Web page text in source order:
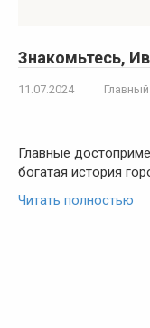
Знакомьтесь,
11.07.2024
Главные
богатая история
Читать полностью